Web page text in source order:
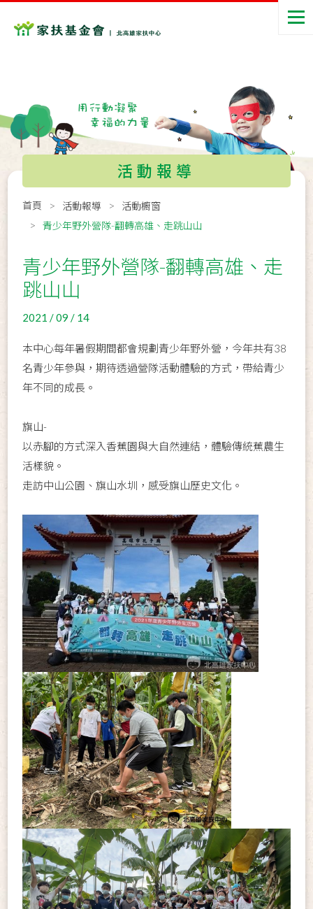
活動報導
首頁 活動報導
活動櫥窗
青少年野外營隊-翻轉高雄、走跳山山
青少年野外營隊-翻轉高雄、走
跳山山
2021 / 09 / 14
本中心每年暑假期間都會規劃青少年野外營，今年共有38
名青少年參與，期待透過營隊活動體驗的方式，帶給青少
年不同的成長。
旗山-
以赤腳的方式深入香蕉園與大自然連結，體驗傳統蕉農生
活樣貌。
走訪中山公園、旗山水圳，感受旗山歷史文化。